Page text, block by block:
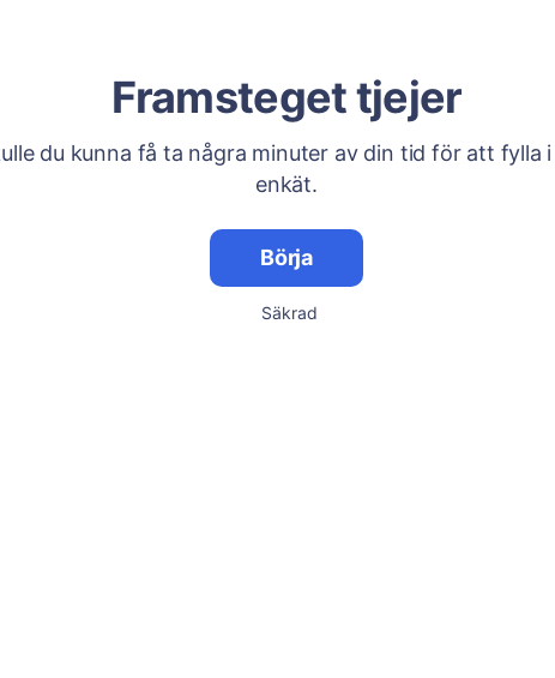
Framsteget tjejer
du kunna få ta några minuter av din tid för att fylla
enkät.
Börja
Säkrad